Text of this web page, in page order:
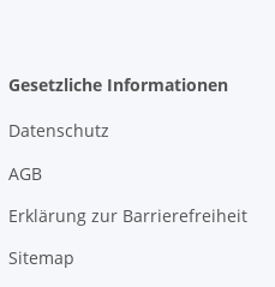
Gesetzliche Informationen
Datenschutz
AGB
Erklärung zur Barrierefreiheit
Sitemap